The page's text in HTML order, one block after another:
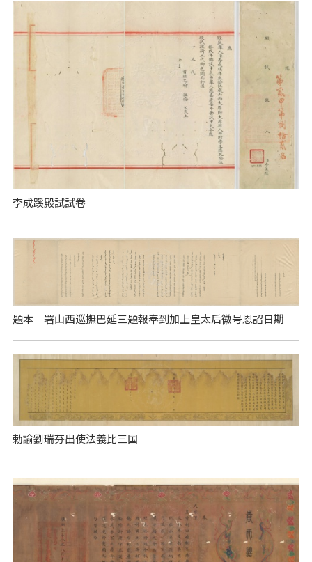
李成蹊殿試試卷
題本 署山西巡撫巴延三題報奉到加上皇太后徽号恩詔日期
勅諭劉瑞芬出使法義比三国